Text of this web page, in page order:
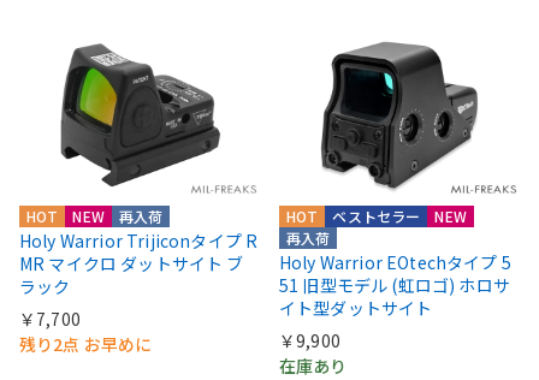
HOT NEW 再入荷
Holy Warrior Trijiconタイプ R
MR マイクロ ダットサイト ブ
ラック
￥7,700
残り2点 お早めに
HOT
NEW
再入荷
ベストセラー
Holy Warrior EOtechタイプ 5
51 旧型モデル (虹ロゴ) ホロサ
イト型ダットサイト
￥9,900
在庫あり